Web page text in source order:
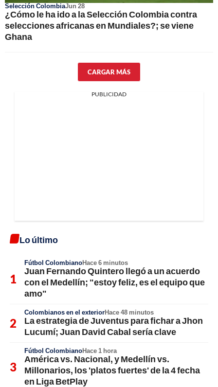
Selección ColombiaJun 28
¿Cómo le ha ido a la Selección Colombia contra
selecciones africanas en Mundiales?; se viene
Ghana
CARGAR MÁS
PUBLICIDAD
Lo último
Fútbol ColombianoHace 6 minutos
Juan Fernando Quintero llegó a un acuerdo
con el Medellín; "estoy feliz, es el equipo que
amo"
Colombianos en el exteriorHace 48 minutos
La estrategia de Juventus para fichar a Jhon
Lucumí; Juan David Cabal sería clave
Fútbol ColombianoHace 1 hora
América vs. Nacional, y Medellín vs.
Millonarios, los 'platos fuertes' de la 4 fecha
en Liga BetPlay